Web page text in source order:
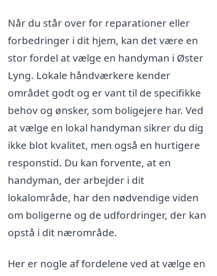
Når du står over for reparationer eller
forbedringer i dit hjem, kan det være en
stor fordel at vælge en handyman i Øster
Lyng. Lokale håndværkere kender
området godt og er vant til de specifikke
behov og ønsker, som boligejere har. Ved
at vælge en lokal handyman sikrer du dig
ikke blot kvalitet, men også en hurtigere
responstid. Du kan forvente, at en
handyman, der arbejder i dit
lokalområde, har den nødvendige viden
om boligerne og de udfordringer, der kan
opstå i dit nærområde.
Her er nogle af fordelene ved at vælge en